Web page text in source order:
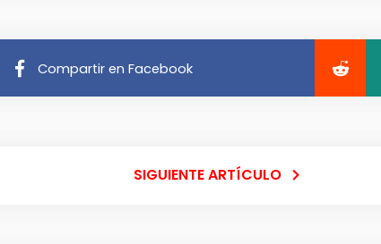
Compartir en Facebook
SIGUIENTE ARTÍCULO